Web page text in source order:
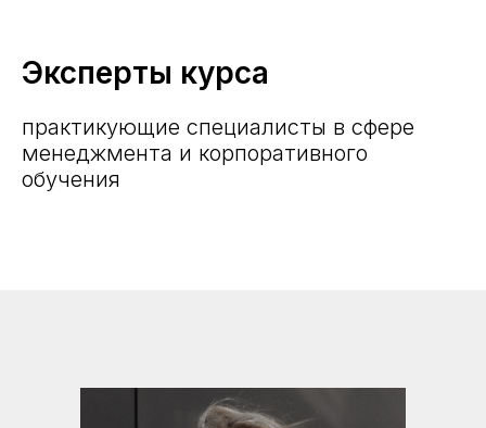
Эксперты курса
практикующие специалисты в сфере
менеджмента и корпоративного
обучения